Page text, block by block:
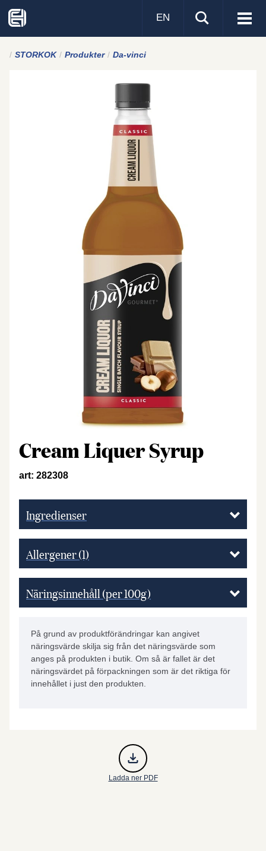
Visa
EN
STORKOK Produkter Da-vinci
Cream Liquer Syrup
art: 282308
Ingredienser
Allergener(1)
Näringsinnehåll (per 100g)
På grund av produktförändringar kan angivet
näringsvärde skilja sig från det näringsvärde som
anges på produkten i butik. Om så är fallet är det
näringsvärdet på förpackningen som är det riktiga för
innehållet i just den produkten.
Ladda ner PDF